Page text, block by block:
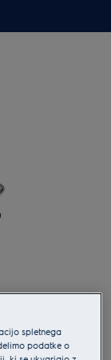
spletnega
podatke o